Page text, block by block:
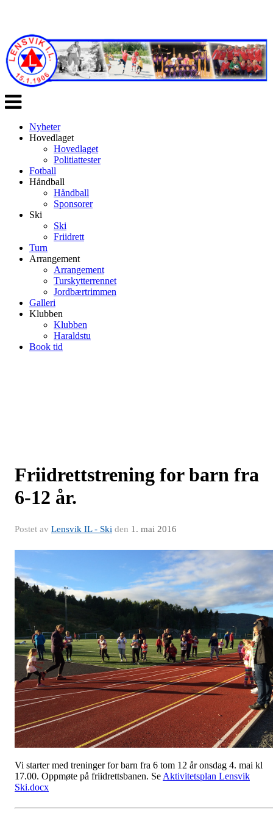
Veksle
navigasjon
Nyheter
Hovedlaget
Hovedlaget
Politiattester
Fotball
Håndball
Håndball
Sponsorer
Ski
Ski
Friidrett
Turn
Arrangement
Arrangement
Turskytterrennet
Jordbærtrimmen
Galleri
Klubben
Klubben
Haraldstu
Book tid
Friidrettstrening for barn fra
6-12 år.
Postet av Lensvik IL - Ski den 1. mai 2016
Vi starter med treninger for barn fra 6 tom 12 år onsdag 4. mai kl
17.00. Oppmøte på friidrettsbanen. Se Aktivitetsplan Lensvik
Ski.docx